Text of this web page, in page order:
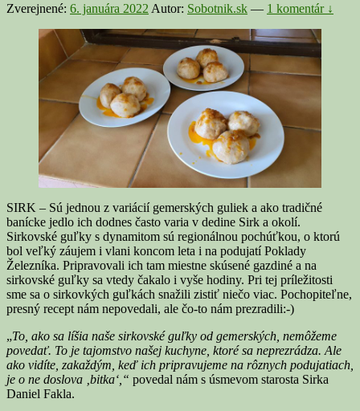
Zverejnené: 6. januára 2022 Autor: Sobotnik.sk — 1 komentár ↓
SIRK – Sú jednou z variácií gemerských guliek a ako tradičné
banícke jedlo ich dodnes často varia v dedine Sirk a okolí.
Sirkovské guľky s dynamitom sú regionálnou pochúťkou, o ktorú
bol veľký záujem i vlani koncom leta i na podujatí Poklady
Železníka. Pripravovali ich tam miestne skúsené gazdiné a na
sirkovské guľky sa vtedy čakalo i vyše hodiny. Pri tej príležitosti
sme sa o sirkovkých guľkách snažili zistiť niečo viac. Pochopiteľne,
presný recept nám nepovedali, ale čo-to nám prezradili:-)
„To, ako sa líšia naše sirkovské guľky od gemerských, nemôžeme
povedať. To je tajomstvo našej kuchyne, ktoré sa neprezrádza. Ale
ako vidíte, zakaždým, keď ich pripravujeme na rôznych podujatiach,
je o ne doslova ‚bitka‘,“ povedal nám s úsmevom starosta Sirka
Daniel Fakla.